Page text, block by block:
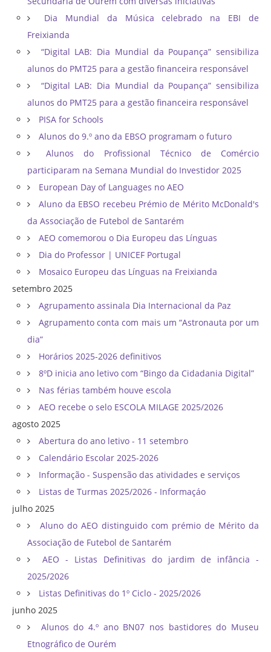
Dia Mundial da Música celebrado na EBI de
Freixianda
“Digital LAB: Dia Mundial da Poupança” sensibiliza
alunos do PMT25 para a gestão financeira responsável
“Digital LAB: Dia Mundial da Poupança” sensibiliza
alunos do PMT25 para a gestão financeira responsável
PISA for Schools
Alunos do 9.º ano da EBSO programam o futuro
Alunos do Profissional Técnico de Comércio
participaram na Semana Mundial do Investidor 2025
European Day of Languages no AEO
Aluno da EBSO recebeu Prémio de Mérito McDonald's
da Associação de Futebol de Santarém
AEO comemorou o Dia Europeu das Línguas
Dia do Professor | UNICEF Portugal
Mosaico Europeu das Línguas na Freixianda
setembro 2025
Agrupamento assinala Dia Internacional da Paz
Agrupamento conta com mais um “Astronauta por um
dia”
Horários 2025-2026 definitivos
8ºD inicia ano letivo com “Bingo da Cidadania Digital”
Nas férias também houve escola
AEO recebe o selo ESCOLA MILAGE 2025/2026
agosto 2025
Abertura do ano letivo - 11 setembro
Calendário Escolar 2025-2026
Informação - Suspensão das atividades e serviços
Listas de Turmas 2025/2026 - Informaçáo
julho 2025
Aluno do AEO distinguido com prémio de Mérito da
Associação de Futebol de Santarém
AEO - Listas Definitivas do jardim de infância -
2025/2026
Listas Definitivas do 1º Ciclo - 2025/2026
junho 2025
Alunos do 4.º ano BN07 nos bastidores do Museu
Etnográfico de Ourém